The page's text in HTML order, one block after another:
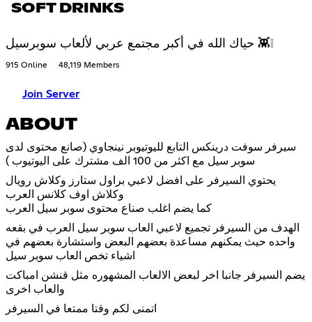
SOFT DRINKS
حياك الله في أكبر مجتمع عربي لألعاب سوبرسيل 👾❕
915 Online 48,119 Members
Join Server
ABOUT
سيرفر سوفت درينكس التابع لليوتيوبر نينجاوي (صانع محتوى لدى
سوبر سيل مع اكثر من 100 الف مشترك على اليوتيوب )
يحتوي السيرفر على افضل لاعبي براول ستارز وكلاش رويال
وكلاش اوف كلانس العرب
كما يضم اغلب صناع محتوى سوبر سيل العرب
الهدف من السيرفر تجميع لاعبي العاب سوبر سيل العرب في بقعه
واحده حيث يمكنهم مساعدة بعضهم البعض واستشارة بعضهم في
اشياء تخص العاب سوبر سيل
يضم السيرفر جانبا اخر لبعض الالعاب المشهوره مثل قنشن امباكت
والعاب اخرى
اتمنى لكم وقتا ممتعا في السيرفر